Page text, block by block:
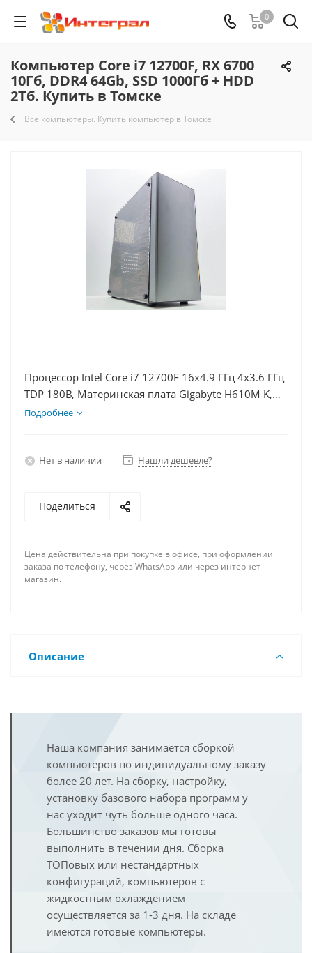
0
Компьютер Core i7 12700F, RX 6700
10Гб, DDR4 64Gb, SSD 1000Гб + HDD
2Тб. Купить в Томске
Все компьютеры. Купить компьютер в Томске
Процессор Intel Core i7 12700F 16x4.9 ГГц 4x3.6 ГГц
TDP 180В, Материнская плата Gigabyte H610M K,
Видеокарта RX 6700 10Гб, Память DDR4 64Gb,
Подробнее
Нет в наличии Нашли дешевле?
Поделиться
Цена действительна при покупке в офисе, при оформлении
заказа по телефону, через WhatsApp или через интернет-
магазин.
Описание
Наша компания занимается сборкой
компьютеров по индивидуальному заказу
более 20 лет. На сборку, настройку,
установку базового набора программ у
нас уходит чуть больше одного часа.
Большинство заказов мы готовы
выполнить в течении дня. Сборка
ТОПовых или нестандартных
конфигураций, компьютеров с
жидкостным охлаждением
осуществляется за 1-3 дня. На складе
имеются готовые компьютеры.